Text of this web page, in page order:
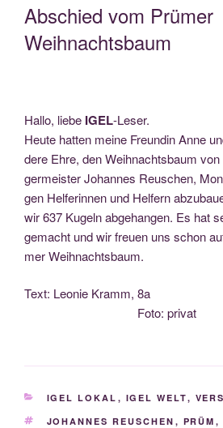
Abschied vom Prümer
Weihnachtsbaum
Hal­lo, lie­be IGEL-Leser.
Heu­te hat­ten mei­ne Freun­din Anne
de­re Ehre, den Weih­nachts­baum
ger­meis­ter Johan­nes Reu­schen,
gen Hel­fe­rin­nen und Hel­fern
wir 637 Kugeln abge­han­gen. Es hat
gemacht und wir freu­en uns schon
mer Weihnachtsbaum.
Text: Leo­nie
Foto: privat
KATEGORIEN
IGEL LOKAL , IGEL WELT,
SCHLAGWÖRTER
JOHANNES REUSCHEN , PRÜM ,